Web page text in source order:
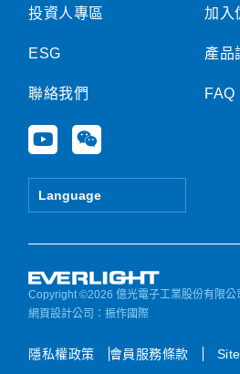
投資人專區
ESG
聯絡我們
Y
o
u
e
W
e
i
Language
加入
產品
FAQ
Copyright ©2026 億光電子工業股份有限公
網頁設計公司 ：振作國際
隱私權政策 會員服務條款